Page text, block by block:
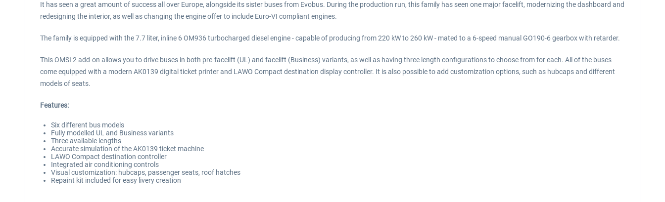
It has seen a great amount of success all over Europe, alongside its sister buses from Evobus. During the production run, this family has seen one major facelift, modernizing the dashboard and
redesigning the interior, as well as changing the engine offer to include Euro-VI compliant engines.
The family is equipped with the 7.7 liter, inline 6 OM936 turbocharged diesel engine - capable of producing from 220 kW to 260 kW - mated to a 6-speed manual GO190-6 gearbox with retarder.
This OMSI 2 add-on allows you to drive buses in both pre-facelift (UL) and facelift (Business) variants, as well as having three length configurations to choose from for each. All of the buses
come equipped with a modern AK0139 digital ticket printer and LAWO Compact destination display controller. It is also possible to add customization options, such as hubcaps and different
models of seats.
Features:
Six different bus models
Fully modelled UL and Business variants
Three available lengths
Accurate simulation of the AK0139 ticket machine
LAWO Compact destination controller
Integrated air conditioning controls
Visual customization: hubcaps, passenger seats, roof hatches
Repaint kit included for easy livery creation